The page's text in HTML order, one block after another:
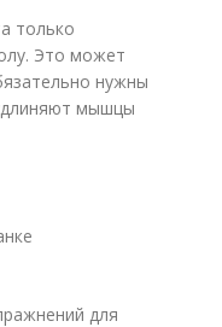
только
Это может
нужны
мышцы
для